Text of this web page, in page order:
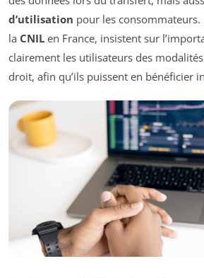
d’utilisation pour les
la CNIL en France, insistent sur
clairement les utilisateurs des modalités
droit, afin qu’ils puissent en bénéficier